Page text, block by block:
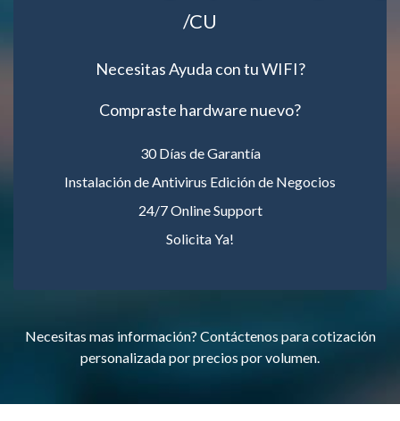
/CU
Necesitas Ayuda con tu WIFI?
Compraste hardware nuevo?
30 Días de Garantía
Instalación de Antivirus Edición de Negocios
24/7 Online Support
Solicita Ya!
Necesitas mas información? Contáctenos para cotización
personalizada por precios por volumen.